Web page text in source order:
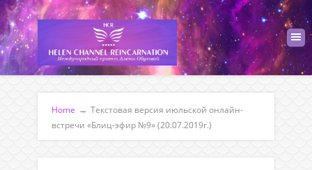
Home → Текстовая версия июльской онлайн-
встречи «Блиц-эфир №9» (20.07.2019г.)